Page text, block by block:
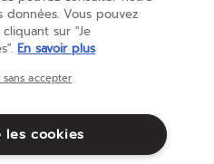
Vous pouvez
sur "Je
En savoir plus
accepter
les cookies